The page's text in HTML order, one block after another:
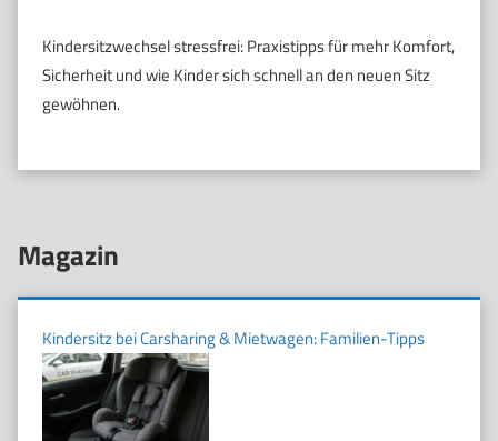
Kindersitzwechsel stressfrei: Praxistipps für mehr Komfort,
Sicherheit und wie Kinder sich schnell an den neuen Sitz
gewöhnen.
Magazin
Kindersitz bei Carsharing & Mietwagen: Familien-Tipps